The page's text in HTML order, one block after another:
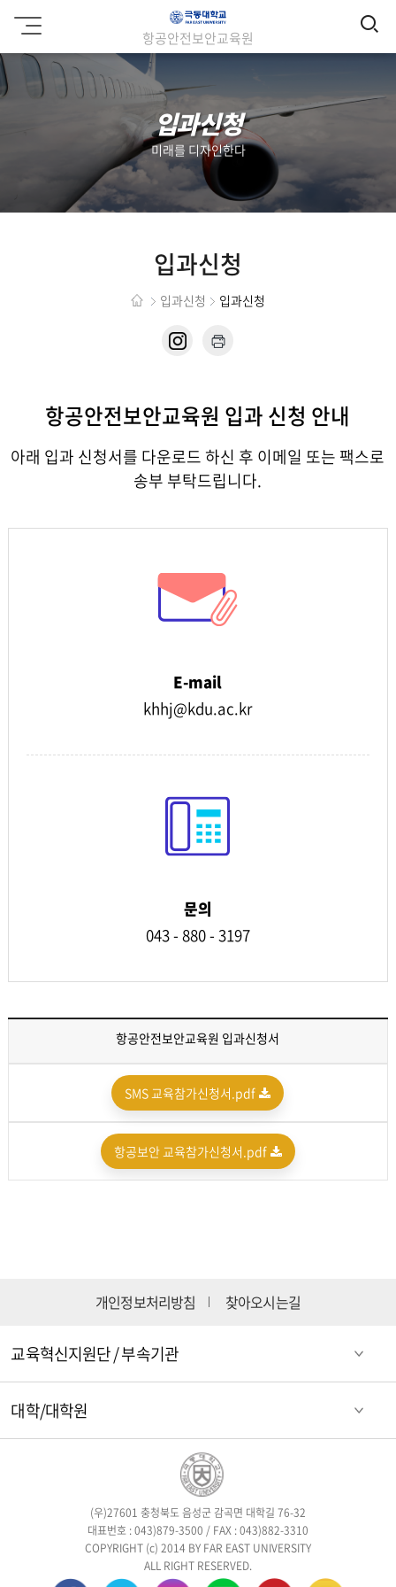
극
동
대
학
항공안전보안교육원
검
입과신청
미래를 디자인한다
입과신청
입과신청 입과신청
항공안전보안교육원 입과 신청 안내
아래 입과 신청서를 다운로드 하신 후 이메일 또는 팩스로
송부 부탁드립니다.
E-mail
khhj@kdu.ac.kr
문의
043 - 880 - 3197
항공안전보안교육원 입과신청서
SMS 교육참가신청서.pdf
항공보안 교육참가신청서.pdf
개인정보처리방침 찾아오시는길
교육혁신지원단 / 부속기관
대학/대학원
(우)27601 충청북도 음성군 감곡면 대학길 76-32
대표번호 : 043)879-3500 / FAX : 043)882-3310
COPYRIGHT (c) 2014 BY FAR EAST UNIVERSITY
ALL RIGHT RESERVED.